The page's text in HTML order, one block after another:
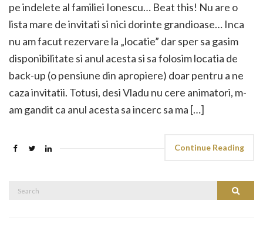
pe indelete al familiei Ionescu… Beat this! Nu are o
lista mare de invitati si nici dorinte grandioase… Inca
nu am facut rezervare la „locatie” dar sper sa gasim
disponibilitate si anul acesta si sa folosim locatia de
back-up (o pensiune din apropiere) doar pentru a ne
caza invitatii. Totusi, desi Vladu nu cere animatori, m-
am gandit ca anul acesta sa incerc sa ma […]
Continue Reading
Search